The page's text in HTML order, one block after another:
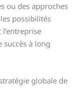
ou des approches
possibilités
à long
globale de